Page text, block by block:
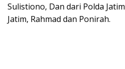
Sulistiono, Dan dari Polda
Jatim, Rahmad dan Ponirah.